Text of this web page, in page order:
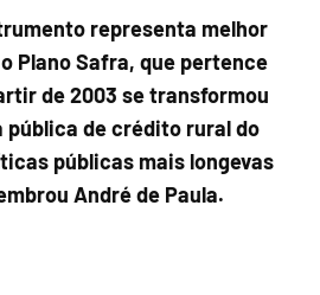
representa melhor
Plano Safra, que pertence
de 2003 se transformou
de crédito rural do
públicas mais longevas
André de Paula.